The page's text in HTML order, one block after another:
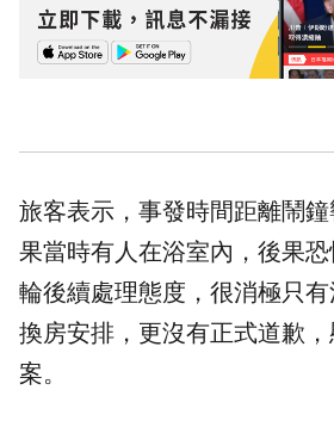
旅客表示，事發時間距離鬧
果當時有人在浴室內，後果
輪後續處理態度，很消極只
換房安排，更沒有正式道歉
案。